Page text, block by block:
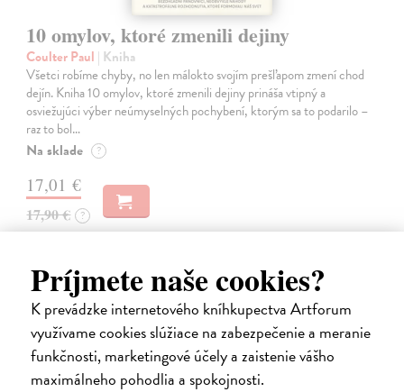
Príjmete naše cookies?
K prevádzke internetového kníhkupectva Artforum
využívame cookies slúžiace na zabezpečenie a meranie
funkčnosti, marketingové účely a zaistenie vášho
maximálneho pohodlia a spokojnosti.
10 omylov, ktoré zmenili dejiny
Coulter Paul | Kniha
Všetci robíme chyby, no len málokto svojím prešľapom zmení chod
dejín. Kniha 10 omylov, ktoré zmenili dejiny prináša vtipný a
osviežujúci výber neúmyselných pochybení, ktorým sa to podarilo –
raz to bol…
Na sklade ?
17,01 €
17,90 € ?
predpredaj